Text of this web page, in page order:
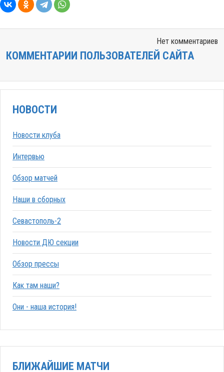
Нет комментариев
КОММЕНТАРИИ ПОЛЬЗОВАТЕЛЕЙ САЙТА
НОВОСТИ
Новости клуба
Интервью
Обзор матчей
Наши в сборных
Севастополь-2
Новости ДЮ секции
Обзор прессы
Как там наши?
Они - наша история!
БЛИЖАЙШИЕ МАТЧИ